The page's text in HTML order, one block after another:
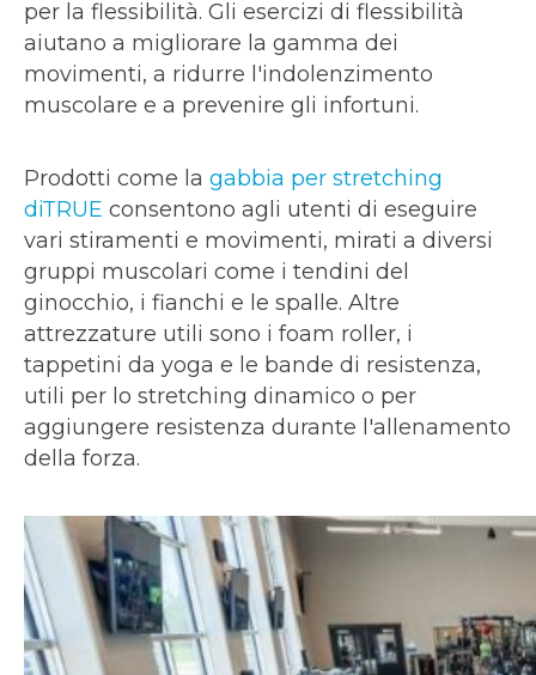
per la flessibilità. Gli esercizi di flessibilità
aiutano a migliorare la gamma dei
movimenti, a ridurre l'indolenzimento
muscolare e a prevenire gli infortuni.
Prodotti come la gabbia per stretching
diTRUE consentono agli utenti di eseguire
vari stiramenti e movimenti, mirati a diversi
gruppi muscolari come i tendini del
ginocchio, i fianchi e le spalle. Altre
attrezzature utili sono i foam roller, i
tappetini da yoga e le bande di resistenza,
utili per lo stretching dinamico o per
aggiungere resistenza durante l'allenamento
della forza.